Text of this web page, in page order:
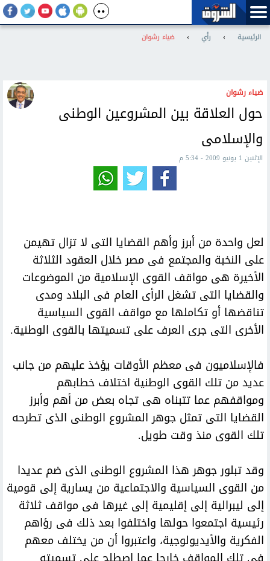
الرئيسية › رأي › ضياء رشوان
ضياء رشوان
حول العلاقة بين المشروعين الوطنى
والإسلامى
الإثنين 1 يونيو 2009 - 5:34 م
لعل واحدة من أبرز وأهم القضايا التى لا تزال تهيمن
على النخبة والمجتمع فى مصر خلال العقود الثلاثة
الأخيرة هى مواقف القوى الإسلامية من الموضوعات
والقضايا التى تشغل الرأى العام فى البلاد ومدى
تناقضها أو تكاملها مع مواقف القوى السياسية
الأخرى التى جرى العرف على تسميتها بالقوى الوطنية.
فالإسلاميون فى معظم الأوقات يؤخذ عليهم من جانب
عديد من تلك القوى الوطنية اختلاف خطابهم
ومواقفهم عما تتبناه هى تجاه بعض من أهم وأبرز
القضايا التى تمثل جوهر المشروع الوطنى الذى تطرحه
تلك القوى منذ وقت طويل.
وقد تبلور جوهر هذا المشروع الوطنى الذى ضم عديدا
من القوى السياسية والاجتماعية من يسارية إلى قومية
إلى ليبرالية إلى إقليمية إلى غيرها فى مواقف ثلاثة
رئيسية اجتمعوا حولها واختلفوا بعد ذلك فى رؤاهم
الفكرية والأيديولوجية، واعتبروا أن من يختلف معهم